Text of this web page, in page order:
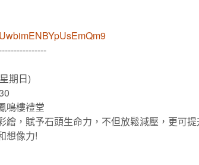
期日)
鳴樓禮堂
繪，賦予石頭生命力，不但放鬆減壓，更可
想像力!